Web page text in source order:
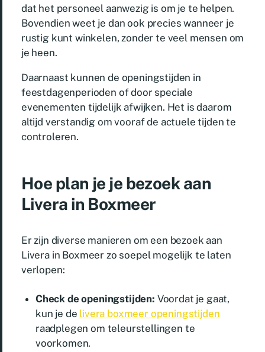
dat het personeel aanwezig is om je te helpen.
Bovendien weet je dan ook precies wanneer je
rustig kunt winkelen, zonder te veel mensen om
je heen.
Daarnaast kunnen de openingstijden in
feestdagenperioden of door speciale
evenementen tijdelijk afwijken. Het is daarom
altijd verstandig om vooraf de actuele tijden te
controleren.
Hoe plan je je bezoek aan
Livera in Boxmeer
Er zijn diverse manieren om een bezoek aan
Livera in Boxmeer zo soepel mogelijk te laten
verlopen:
Check de openingstijden: Voordat je gaat,
kun je de livera boxmeer openingstijden
raadplegen om teleurstellingen te
voorkomen.